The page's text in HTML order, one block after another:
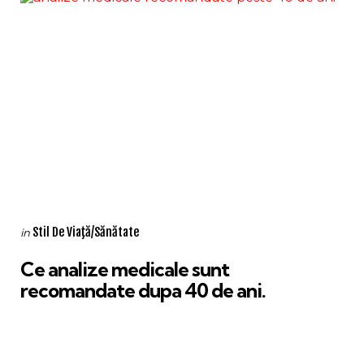
Categories
Posted
in Stil De Viaţă/Sănătate
Ce analize medicale sunt
recomandate dupa 40 de ani.